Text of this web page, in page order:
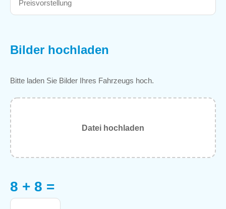
Bilder hochladen
Bitte laden Sie Bilder Ihres Fahrzeugs hoch.
Datei hochladen
8 + 8 =